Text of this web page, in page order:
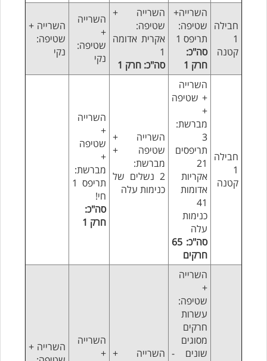
חבילה
1
קטנה
השרייה+
שטיפה:
תריפס 1
סה"כ:
חרק 1
השרייה +
שטיפה:
אקרית אדומה
1
סה"כ: חרק 1
השרייה
+
שטיפה:
נקי
השרייה +
שטיפה:
נקי
חבילה
1
קטנה
השרייה
+ שטיפה
+
מברשת:
3
תריפסים
21
אקריות
אדומות
41
כנימות
עלה
סה"כ: 65
חרקים
השרייה +
שטיפה +
מברשת:
2 נשלים של
כנימות עלה
השרייה
+
שטיפה
+
מברשת:
תריפס 1
חי!
סה"כ:
חרק 1
השרייה
+
שטיפה:
עשרות
חרקים
מסוגים
שונים - השרייה +
השרייה
+
השרייה +